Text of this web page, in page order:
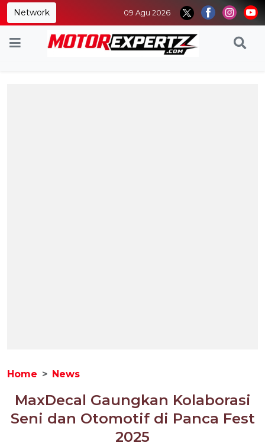
Network 09 Agu 2026
Home News
MaxDecal Gaungkan Kolaborasi
Seni dan Otomotif di Panca Fest
2025